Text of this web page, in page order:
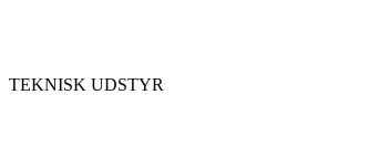
TEKNISK UDSTYR